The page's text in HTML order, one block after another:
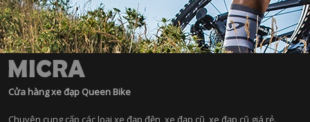
Cửa hàng xe đạp Queen Bike